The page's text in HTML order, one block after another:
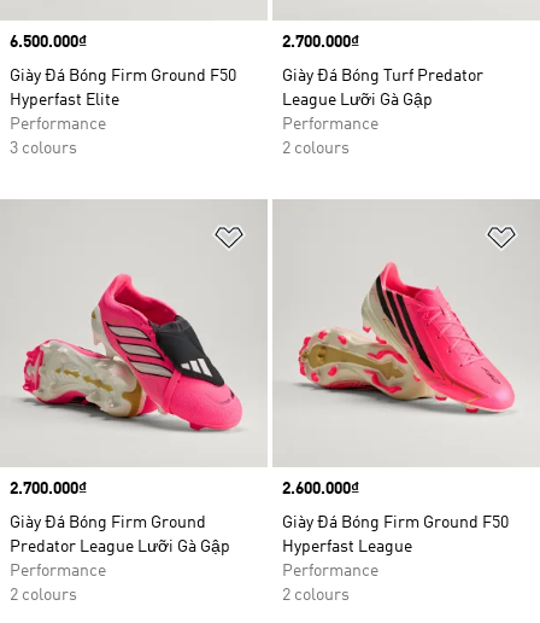
Price
6.500.000₫
Giày Đá Bóng Firm Ground F50
Hyperfast Elite
Performance
3 colours
Price
2.700.000₫
Giày Đá Bóng Turf Predator
League Lưỡi Gà Gập
Performance
2 colours
Price
2.700.000₫
Giày Đá Bóng Firm Ground
Predator League Lưỡi Gà Gập
Performance
2 colours
Price
2.600.000₫
Giày Đá Bóng Firm Ground F50
Hyperfast League
Performance
2 colours